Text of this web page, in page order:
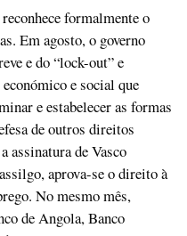
formalmente o
Em agosto, o governo
e do “lock-out” e
e social que
e estabelecer as formas
de outros direitos
assinatura de Vasco
aprova-se o direito à
No mesmo mês,
de Angola, Banco